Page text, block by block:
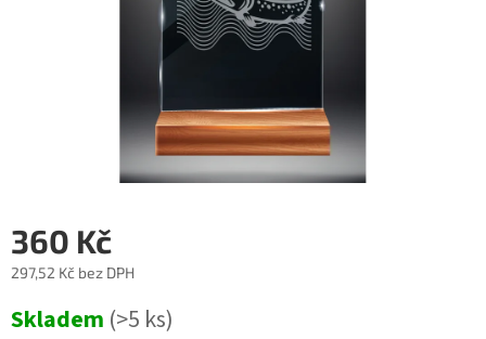
360 Kč
297,52 Kč bez DPH
cena:
Skladem (>5 ks)